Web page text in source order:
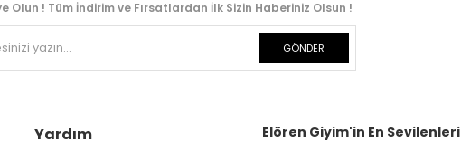
Olun ! Tüm İndirim ve Fırsatlardan İlk Sizin Haberiniz Olsun !
GÖNDER
Yardım Elören Giyim'in En Sevilenleri